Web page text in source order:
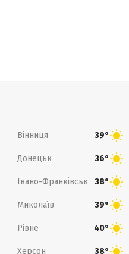
Вінниця 39°
Донецьк 36°
Івано-Франківськ 38°
Миколаїв 39°
Рівне 40°
Херсон 38°